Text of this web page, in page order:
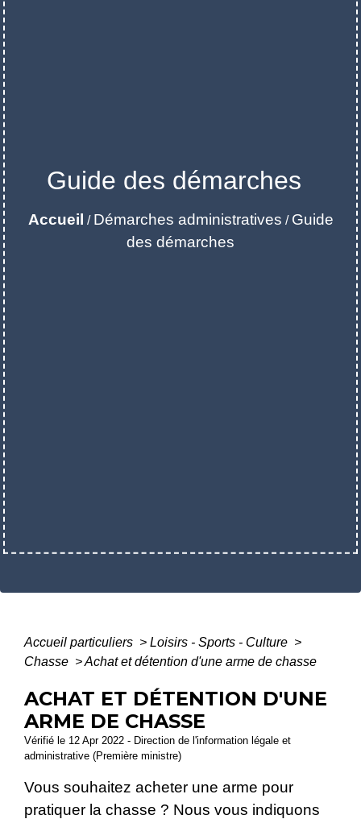
Guide des démarches
Accueil / Démarches administratives / Guide
des démarches
Accueil particuliers > Loisirs - Sports - Culture >
Chasse >Achat et détention d'une arme de chasse
ACHAT ET DÉTENTION D'UNE
ARME DE CHASSE
Vérifié le 12 Apr 2022 - Direction de l'information légale et
administrative (Première ministre)
Vous souhaitez acheter une arme pour
pratiquer la chasse ? Nous vous indiquons